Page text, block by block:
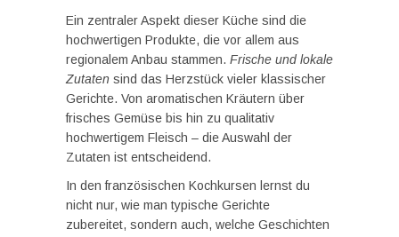
Ein zentraler Aspekt dieser Küche sind die
hochwertigen Produkte, die vor allem aus
regionalem Anbau stammen. Frische und lokale
Zutaten sind das Herzstück vieler klassischer
Gerichte. Von aromatischen Kräutern über
frisches Gemüse bis hin zu qualitativ
hochwertigem Fleisch – die Auswahl der
Zutaten ist entscheidend.
In den französischen Kochkursen lernst du
nicht nur, wie man typische Gerichte
zubereitet, sondern auch, welche Geschichten